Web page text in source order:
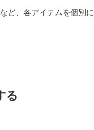
ど、各アイテムを個別に
る